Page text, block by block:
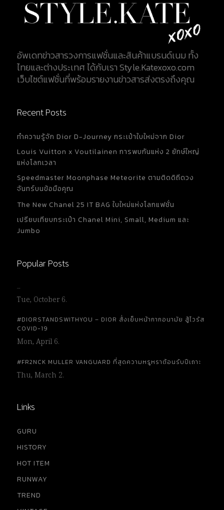
ต่อการบริโภคสินค้าแบรนด์เนมในช่วงปี 2020-2024
และในวันนี้ KATE XOXO จะมาคัดสุดยอดเข็มขัดแบ
รนด์เนมที่เป็นที่นิยมในประเทศไทย มีหลายแบรนด์ที่คน
ส่วนใหญ่นิยมซื้อ โดยเราจะลิสต์ 5 แบรนด์ที่เป็นที่นิยม
มากที่สุด ได้แก่ Gucci - เป็นแบรนด์ที่ได้รับความนิยม
อย่างสูงในเรื่องของเข็มขัดแฟชั่น ด้วยการออกแบบที่มี
ความหรูหราและสัญลักษณ์ GG ที่เป็นที่รู้จักกันทั่วโลก
G Buckle - ราคา: ประมาณ $520 (ประมาณ 17,000
เรียบง่ายแต่หรูหราพร้อมหัวเข็มขัด Double G ที่เป็น
สัญลักษณ์ของ Gucci Chain Belt With Interlocking
G...
อัพเดทข่าวสารวงการแฟชั่นและสินค้าแบรนด์เนม ทั้ง
ไทยและต่างประเทศ ได้กับเรา Style.Katexoxo.com
เว็บไซต์แฟชั่นที่พร้อมรายงานข่าวสารส่งตรงถึงคุณ
Recent Posts
ทำความรู้จัก Dior D-Journey กระเป๋าใบใหม่จาก Dior
Louis Vuitton x Voutilainen การพบกันแห่ง 2 ยักษ์ใหญ่
แห่งโลกเวลา
Speedmaster Moonphase Meteorite ตามติดดิถีดวง
จันทร์บนข้อมือคุณ
The New Chanel 25 IT BAG ใบใหม่แห่งโลกแฟชั่น
เปรียบเทียบกระเป๋า Chanel Mini, Small, Medium และ
Jumbo
Popular Posts
…
Tue, October 6.
#DIORSTANDSWITHYOU – DIOR สั่งเย็บหน้ากากอนามัย สู้ไวรัส
COVID-19
Mon, April 6.
#FR2NCK MULLER VANGUARD ที่สุดความหรูหราต้อนรับปีเถาะ
Thu, March 2.
Links
GURU
HISTORY
HOT ITEM
RUNWAY
TREND